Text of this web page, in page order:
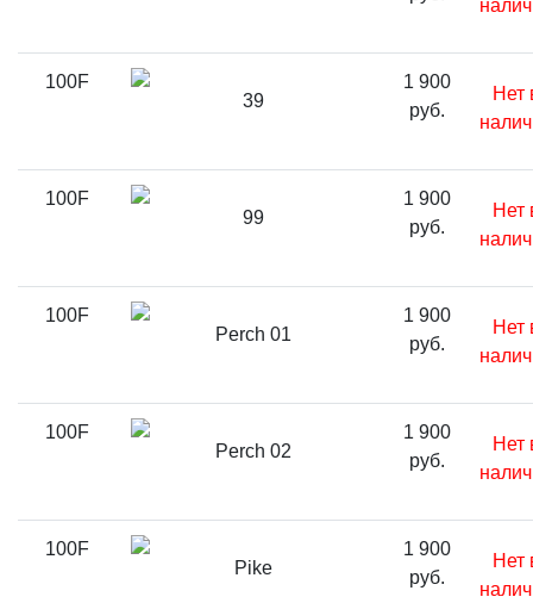
100F
39
1 900
руб.
Нет
100F
99
1 900
руб.
Нет
100F
Perch 01
1 900
руб.
Нет
100F
Perch 02
1 900
руб.
Нет
100F
Pike
1 900
руб.
Нет